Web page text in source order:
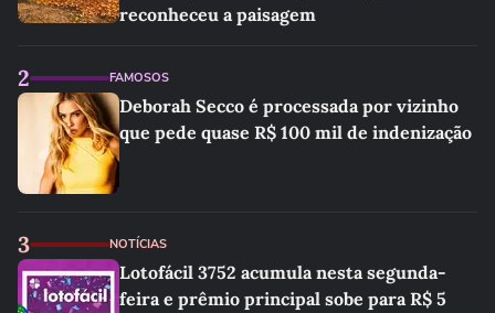
reconheceu a paisagem
2 FAMOSOS
Deborah Secco é processada por vizinho
que pede quase R$ 100 mil de indenização
3 NOTÍCIAS
Lotofácil 3752 acumula nesta segunda-
feira e prêmio principal sobe para R$ 5